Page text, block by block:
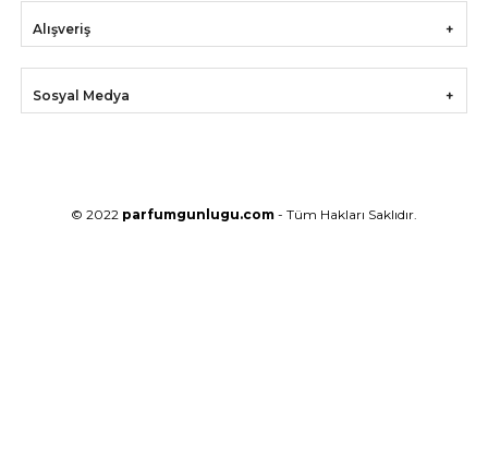
Alışveriş
Sosyal Medya
© 2022 parfumgunlugu.com - Tüm Hakları Saklıdır.